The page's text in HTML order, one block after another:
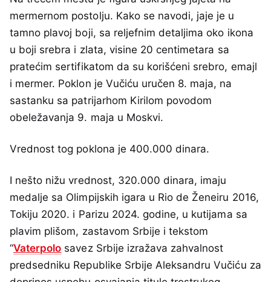
mermernom postolju. Kako se navodi, jaje je u
tamno plavoj boji, sa reljefnim detaljima oko ikona
u boji srebra i zlata, visine 20 centimetara sa
pratećim sertifikatom da su korišćeni srebro, emajl
i mermer. Poklon je Vučiću uručen 8. maja, na
sastanku sa patrijarhom Kirilom povodom
obeležavanja 9. maja u Moskvi.
Vrednost tog poklona je 400.000 dinara.
I nešto nižu vrednost, 320.000 dinara, imaju
medalje sa Olimpijskih igara u Rio de Ženeiru 2016,
Tokiju 2020. i Parizu 2024. godine, u kutijama sa
plavim plišom, zastavom Srbije i tekstom
“Vaterpolo savez Srbije izražava zahvalnost
predsedniku Republike Srbije Aleksandru Vučiću za